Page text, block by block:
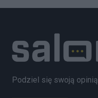
Podziel się swoją opinią